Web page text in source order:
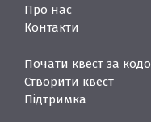
Про нас
Контакти
Почати квест за
Створити квест
Підтримка